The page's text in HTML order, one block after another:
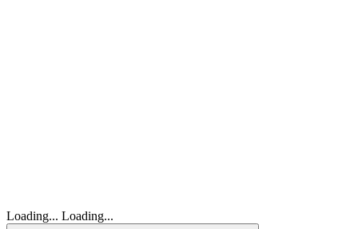
Loading... Loading...